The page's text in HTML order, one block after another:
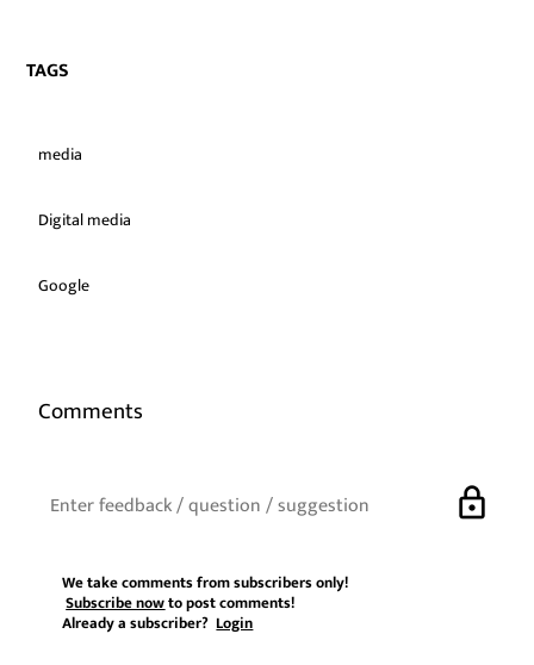
TAGS
media
Digital media
Google
Comments
lock
We take comments from subscribers only!
Subscribe nowto post comments!
Already a subscriber?Login